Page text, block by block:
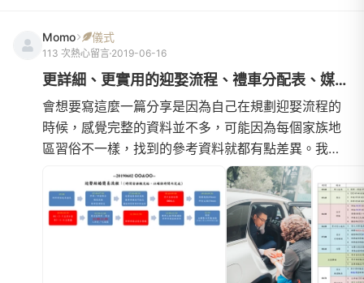
Momo 儀式
113 次熱心留言 2019-06-16
更詳細、更實用的迎娶流程、禮車分配表、媒人吉祥話，懶人包一次...
會想要寫這麼一篇分享是因為自己在規劃迎娶流程的
時候，感覺完整的資料並不多，可能因為每個家族地
區習俗不一樣，找到的參考資料就都有點差異。我就
來整理一篇懶人包給大家參考~★迎娶地點：男方家→
女方飯店(迎娶、闖關、拜別父母)→男方家(拜祖先、
進房)★宴客時間：中午12點入席，12點半開席★吉時
入房：早上11點★補充說明：1.結婚當日通常都是好日
子，飯店當天會有很多對新人，還好當天預留的時間